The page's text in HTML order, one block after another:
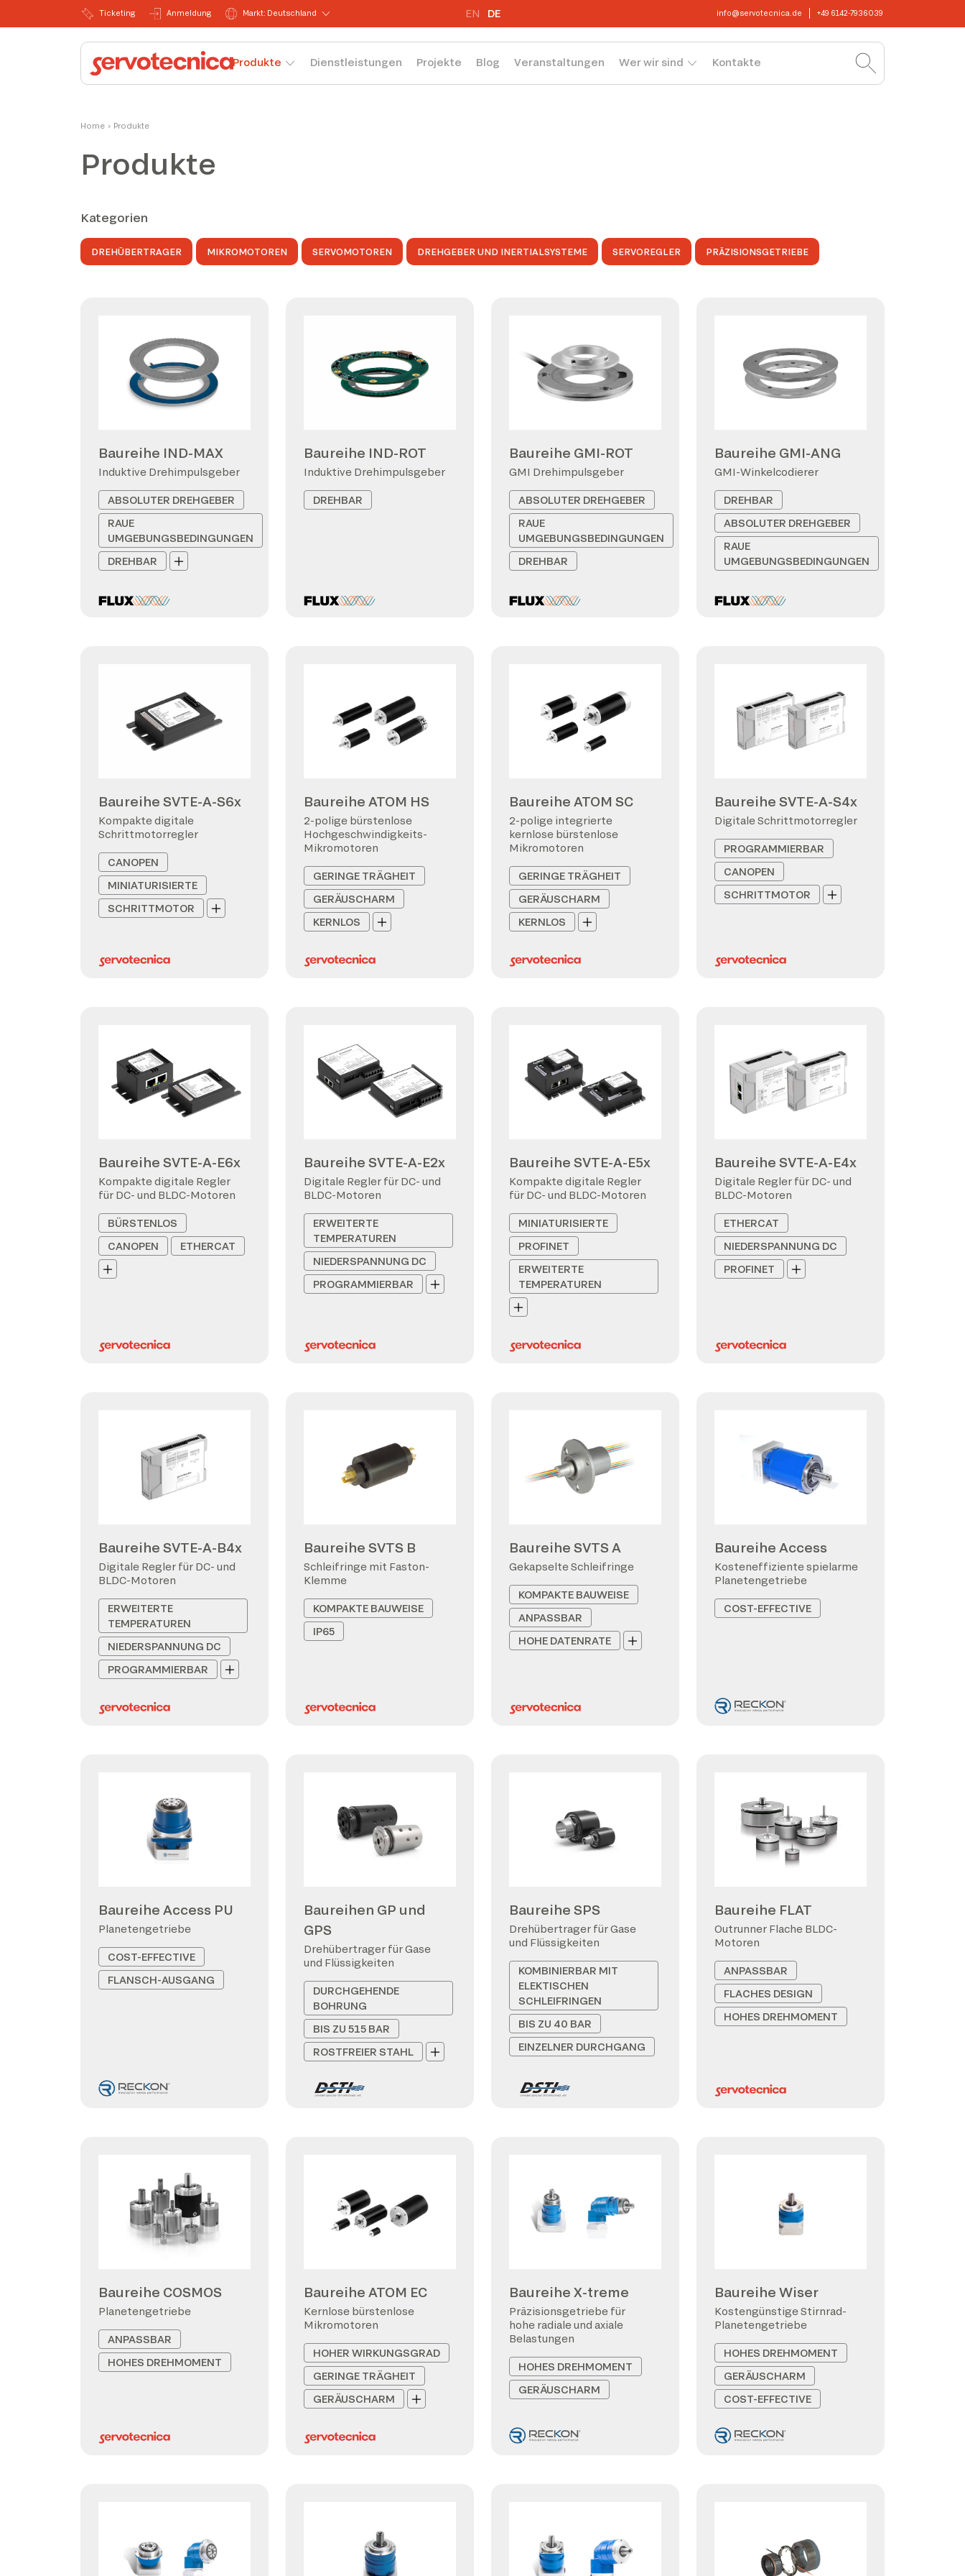
Ticketing Anmeldung Markt: Deutschland EN DE info@servotecnica.de +49 6142-7936039
Produkte Dienstleistungen Projekte Blog Veranstaltungen Wer wir sind Kontakte
Home › Produkte
Produkte
Kategorien
DREHÜBERTRAGER MIKROMOTOREN SERVOMOTOREN DREHGEBER UND INERTIALSYSTEME SERVOREGLER PRÄZISIONSGETRIEBE
Baureihe IND-MAX
Induktive Drehimpulsgeber
ABSOLUTER DREHGEBER
RAUE
UMGEBUNGSBEDINGUNGEN
DREHBAR
Baureihe IND-ROT
Induktive Drehimpulsgeber
DREHBAR
Baureihe GMI-ROT
GMI Drehimpulsgeber
ABSOLUTER DREHGEBER
RAUE
UMGEBUNGSBEDINGUNGEN
DREHBAR
Baureihe GMI-ANG
GMI-Winkelcodierer
DREHBAR
ABSOLUTER DREHGEBER
RAUE
UMGEBUNGSBEDINGUNGEN
Baureihe SVTE-A-S6x
Kompakte digitale
Schrittmotorregler
CANOPEN
MINIATURISIERTE
SCHRITTMOTOR
Baureihe ATOM HS
2-polige bürstenlose
Hochgeschwindigkeits-
Mikromotoren
GERINGE TRÄGHEIT
GERÄUSCHARM
KERNLOS
Baureihe ATOM SC
2-polige integrierte
kernlose bürstenlose
Mikromotoren
GERINGE TRÄGHEIT
GERÄUSCHARM
KERNLOS
Baureihe SVTE-A-S4x
Digitale Schrittmotorregler
PROGRAMMIERBAR
CANOPEN
SCHRITTMOTOR
Baureihe SVTE-A-E6x
Kompakte digitale Regler
für DC- und BLDC-Motoren
BÜRSTENLOS
CANOPEN
ETHERCAT
Baureihe SVTE-A-E2x
Digitale Regler für DC- und
BLDC-Motoren
ERWEITERTE
TEMPERATUREN
NIEDERSPANNUNG DC
PROGRAMMIERBAR
Baureihe SVTE-A-E5x
Kompakte digitale Regler
für DC- und BLDC-Motoren
MINIATURISIERTE
PROFINET
ERWEITERTE
TEMPERATUREN
Baureihe SVTE-A-E4x
Digitale Regler für DC- und
BLDC-Motoren
ETHERCAT
NIEDERSPANNUNG DC
PROFINET
Baureihe SVTE-A-B4x
Digitale Regler für DC- und
BLDC-Motoren
ERWEITERTE
TEMPERATUREN
NIEDERSPANNUNG DC
PROGRAMMIERBAR
Baureihe SVTS B
Schleifringe mit Faston-
Klemme
KOMPAKTE BAUWEISE
IP65
Baureihe SVTS A
Gekapselte Schleifringe
KOMPAKTE BAUWEISE
ANPASSBAR
HOHE DATENRATE
Baureihe Access
Kosteneffiziente spielarme
Planetengetriebe
COST-EFFECTIVE
Baureihe Access PU
Planetengetriebe
COST-EFFECTIVE
FLANSCH-AUSGANG
Baureihen GP und
GPS
Drehübertrager für Gase
und Flüssigkeiten
DURCHGEHENDE
BOHRUNG
BIS ZU 515 BAR
ROSTFREIER STAHL
Baureihe SPS
Drehübertrager für Gase
und Flüssigkeiten
KOMBINIERBAR MIT
ELEKTISCHEN
SCHLEIFRINGEN
BIS ZU 40 BAR
EINZELNER DURCHGANG
Baureihe FLAT
Outrunner Flache BLDC-
Motoren
ANPASSBAR
FLACHES DESIGN
HOHES DREHMOMENT
Baureihe COSMOS
Planetengetriebe
ANPASSBAR
HOHES DREHMOMENT
Baureihe ATOM EC
Kernlose bürstenlose
Mikromotoren
HOHER WIRKUNGSGRAD
GERINGE TRÄGHEIT
GERÄUSCHARM
Baureihe X-treme
Präzisionsgetriebe für
hohe radiale und axiale
Belastungen
HOHES DREHMOMENT
GERÄUSCHARM
Baureihe Wiser
Kostengünstige Stirnrad-
Planetengetriebe
HOHES DREHMOMENT
GERÄUSCHARM
COST-EFFECTIVE